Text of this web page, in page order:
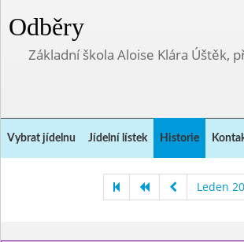
Odběry
Základní škola Aloise Klára Úštěk,
Vybrat jídelnu Jídelní lístek Historie
Leden